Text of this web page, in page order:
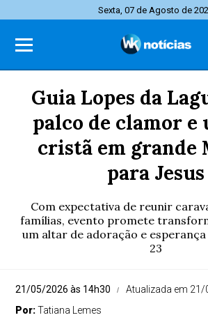
Sexta, 07 de Agosto de
Guia Lopes da
palco de clamor e
cristã em grande
para Jesus
Com expectativa de reunir
famílias, evento promete
um altar de adoração e
23
21/05/2026 às 14h30
Atualizada em
Por:Tatiana Lemes